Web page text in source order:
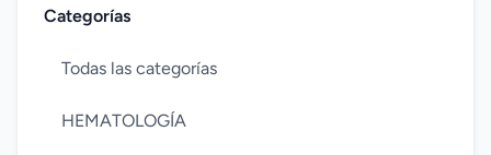
Categorías
Todas las categorías
HEMATOLOGÍA